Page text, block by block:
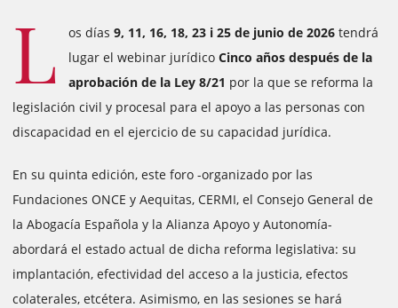
L os días 9, 11, 16, 18, 23 i 25 de junio de 2026 tendrá
lugar el webinar jurídico Cinco años después de la
aprobación de la Ley 8/21 por la que se reforma la
legislación civil y procesal para el apoyo a las personas con
discapacidad en el ejercicio de su capacidad jurídica.
En su quinta edición, este foro -organizado por las
Fundaciones ONCE y Aequitas, CERMI, el Consejo General de
la Abogacía Española y la Alianza Apoyo y Autonomía-
abordará el estado actual de dicha reforma legislativa: su
implantación, efectividad del acceso a la justicia, efectos
colaterales, etcétera. Asimismo, en las sesiones se hará